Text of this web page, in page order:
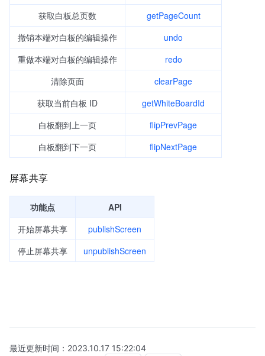
获取白板总页数
getPageCount
撤销本端对白板的编辑操作
undo
重做本端对白板的编辑操作
redo
清除页面
clearPage
获取当前白板 ID
getWhiteBoardId
白板翻到上一页
flipPrevPage
白板翻到下一页
flipNextPage
屏幕共享
功能点
API
开始屏幕共享
publishScreen
停止屏幕共享
unpublishScreen
最近更新时间： 2023.10.17 15:22:04